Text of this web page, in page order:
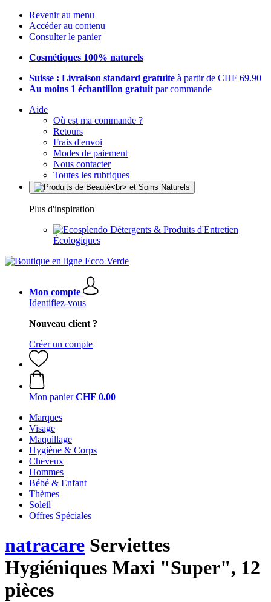
Revenir au menu
Accéder au contenu
Consulter le panier
Cosmétiques 100% naturels
Suisse : Livraison standard gratuite à partir de CHF 69.90
Au moins 1 échantillon gratuit par commande
Aide
Où est ma commande ?
Retours
Frais d'envoi
Modes de paiement
Nous contacter
Toutes les rubriques
Plus d'inspiration
Détergents & Produits d'Entretien
Écologiques
Mon compte
Identifiez-vous
Nouveau client ?
Créer un compte
Mon panier CHF 0.00
Marques
Visage
Maquillage
Hygiène & Corps
Cheveux
Hommes
Bébé & Enfant
Thèmes
Soleil
Offres Spéciales
natracare Serviettes
Hygiéniques Maxi "Super", 12
pièces